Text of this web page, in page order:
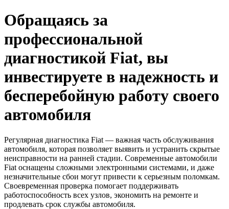
Обращаясь за
профессиональной
диагностикой Fiat, вы
инвестируете в надежность и
бесперебойную работу своего
автомобиля
Регулярная диагностика Fiat — важная часть обслуживания
автомобиля, которая позволяет выявить и устранить скрытые
неисправности на ранней стадии. Современные автомобили
Fiat оснащены сложными электронными системами, и даже
незначительные сбои могут привести к серьезным поломкам.
Своевременная проверка помогает поддерживать
работоспособность всех узлов, экономить на ремонте и
продлевать срок службы автомобиля.